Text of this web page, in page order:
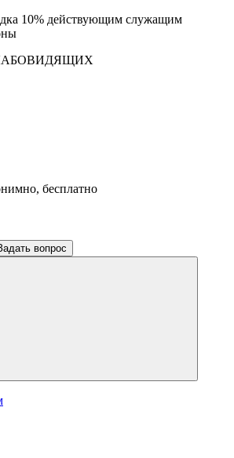
10% действующим служащим
бесплатно
Задать вопрос